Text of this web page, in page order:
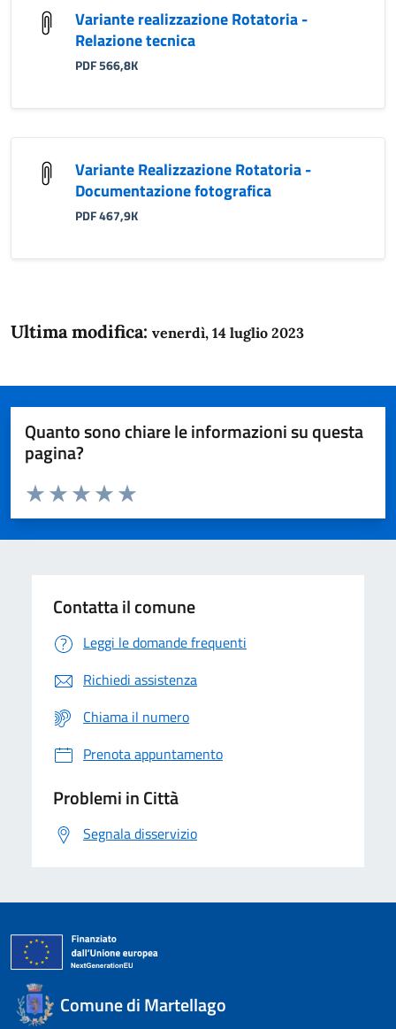
Variante realizzazione Rotatoria -
Relazione tecnica
PDF 566,8K
Variante Realizzazione Rotatoria -
Documentazione fotografica
PDF 467,9K
Ultima modifica: venerdì, 14 luglio 2023
Quanto sono chiare le informazioni su questa
pagina?
Domanda
Valuta da 1 a 5 stelle la pagina
Valuta 5 stelle su 5
Valuta 4 stelle su 5
Valuta 3 stelle su 5
Valuta 2 stelle su 5
Valuta 1 stelle su 5
Contatta il comune
Leggi le domande frequenti
Richiedi assistenza
Chiama il numero
Prenota appuntamento
Problemi in Città
Segnala disservizio
Comune di Martellago